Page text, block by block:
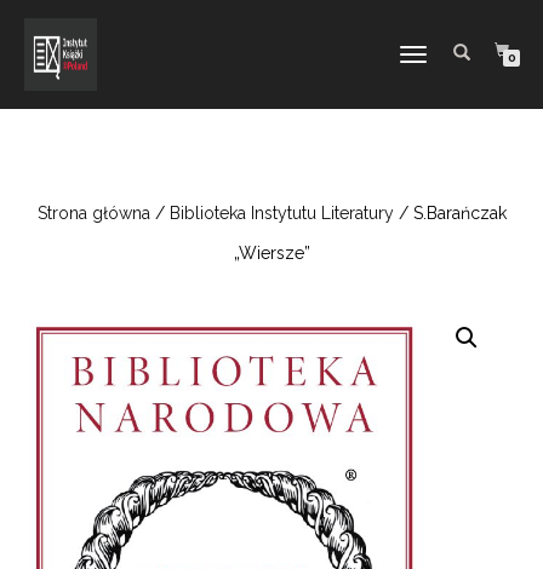
TOGGLE
0
Strona główna / Biblioteka Instytutu Literatury/ S.Barańczak
„Wiersze”